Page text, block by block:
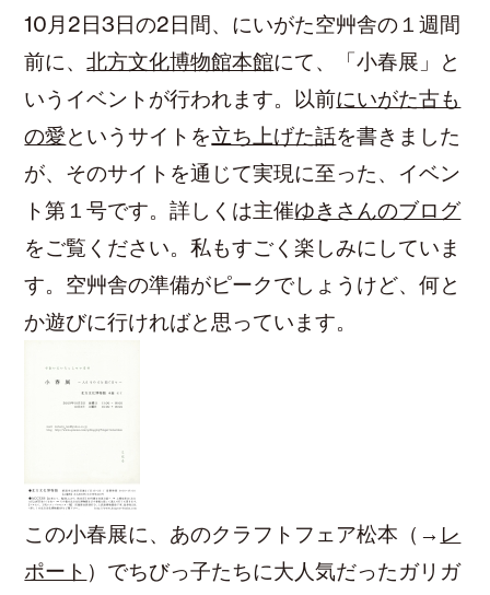
10月2日3日の2日間、にいがた空艸舎の１週間
前に、北方文化博物館本館にて、「小春展」と
いうイベントが行われます。以前にいがた古も
の愛というサイトを立ち上げた話を書きました
が、そのサイトを通じて実現に至った、イベン
ト第１号です。詳しくは主催ゆきさんのブログ
をご覧ください。私もすごく楽しみにしていま
す。空艸舎の準備がピークでしょうけど、何と
か遊びに行ければと思っています。
この小春展に、あのクラフトフェア松本（→ レ
ポート ）でちびっ子たちに大人気だったガリガ